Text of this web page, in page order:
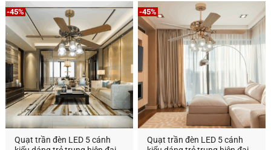
là:
6.822.000₫.
tại
là:
3.752.000₫.
là:
4.590.000₫.
tại
là:
-45%
Quạt trần đèn LED 5 cánh
-45%
Quạt trần đèn LED 5 cánh